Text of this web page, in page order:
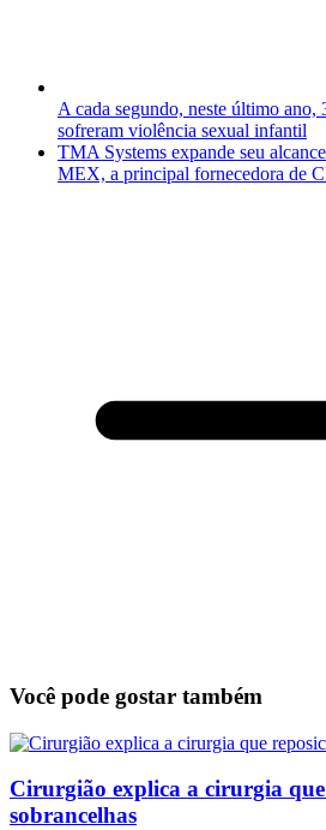
A cada segundo, neste último ano,
sofreram violência sexual infantil
TMA Systems expande seu
MEX, a principal fornecedora de
Você pode gostar também
Cirurgião explica a cirurgia
sobrancelhas